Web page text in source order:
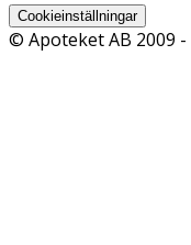
Cookieinställningar
© Apoteket AB 2009 -